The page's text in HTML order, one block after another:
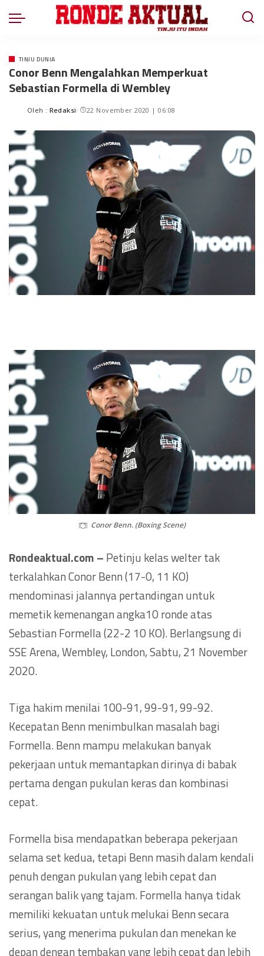
TINJU DUNIA
Conor Benn Mengalahkan Memperkuat
Sebastian Formella di Wembley
Oleh : Redaksi 22 November 2020 | 06:08
Conor Benn. (Boxing Scene)
Rondeaktual.com – Petinju kelas welter tak
terkalahkan Conor Benn (17-0, 11 KO)
mendominasi jalannya pertandingan untuk
memetik kemenangan angka10 ronde atas
Sebastian Formella (22-2 10 KO). Berlangsung di
SSE Arena, Wembley, London, Sabtu, 21 November
2020.
Tiga hakim menilai 100-91, 99-91, 99-92.
Kecepatan Benn menimbulkan masalah bagi
Formella. Benn mampu melakukan banyak
pekerjaan untuk memantapkan dirinya di babak
pertama dengan pukulan keras dan kombinasi
cepat.
Formella bisa mendapatkan beberapa pekerjaan
selama set kedua, tetapi Benn masih dalam kendali
penuh dengan pukulan yang lebih cepat dan
serangan balik yang tajam. Formella hanya tidak
memiliki kekuatan untuk melukai Benn secara
serius, yang menerima pukulan dan menekan ke
depan dengan tembakan yang lebih cepat dan lebih